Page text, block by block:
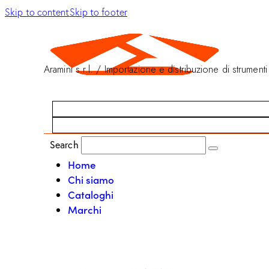
Skip to contentSkip to footer
Aramini s.r.l. / Importazione e distribuzione di strumenti
Search
Home
Chi siamo
Cataloghi
Marchi